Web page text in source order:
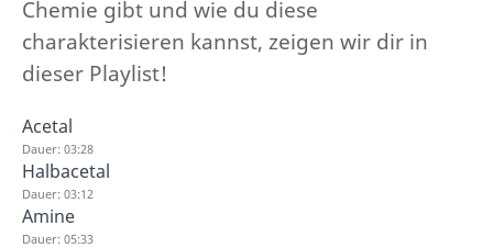
Chemie gibt und wie du diese
charakterisieren kannst, zeigen wir dir in
dieser Playlist!
Acetal
Dauer: 03:28
Halbacetal
Dauer: 03:12
Amine
Dauer: 05:33